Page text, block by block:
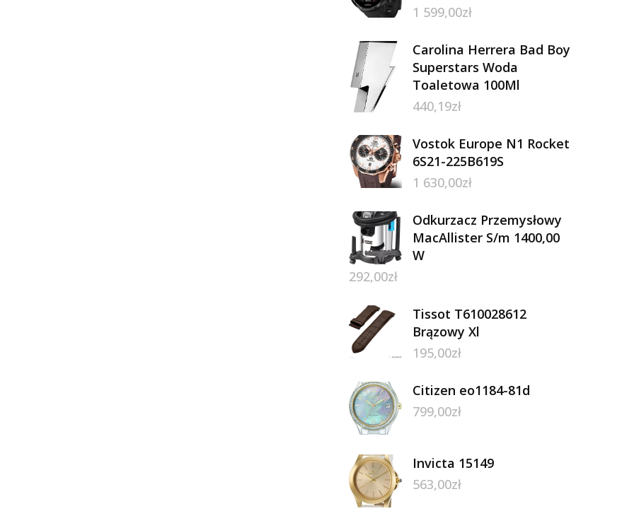
1 599,00zł
Carolina Herrera Bad Boy
Superstars Woda
Toaletowa 100Ml
440,19zł
Vostok Europe N1 Rocket
6S21-225B619S
1 630,00zł
Odkurzacz Przemysłowy
MacAllister S/m 1400,00
W
292,00zł
Tissot T610028612
Brązowy Xl
195,00zł
Citizen eo1184-81d
799,00zł
Invicta 15149
563,00zł